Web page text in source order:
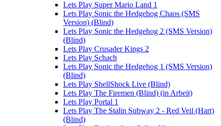
Lets Play Super Mario Land 1
Lets Play Sonic the Hedgehog Chaos (SMS
Version) (Blind)
Lets Play Sonic the Hedgehog 2 (SMS Version)
(Blind)
Lets Play Crusader Kings 2
Lets Play Schach
Lets Play Sonic the Hedgehog 1 (SMS Version)
(Blind)
Lets Play ShellShock Live (Blind)
Lets Play The Firemen (Blind) (in Arbeit)
Lets Play Portal 1
Lets Play The Stalin Subway 2 - Red Veil (Hart)
(Blind)